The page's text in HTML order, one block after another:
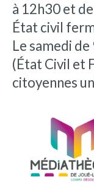
à 12h30 et
État civil
Le samedi de
(État Civil et
citoyennes